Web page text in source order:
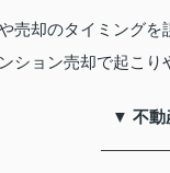
売却のタイミング
ション売却で起こ
▼ 不動